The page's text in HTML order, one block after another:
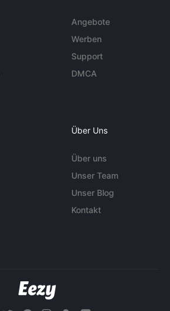
Angebote
Werben
Support
DMCA
Über Uns
Über uns
Unser Team
Unser Blog
Kontakt